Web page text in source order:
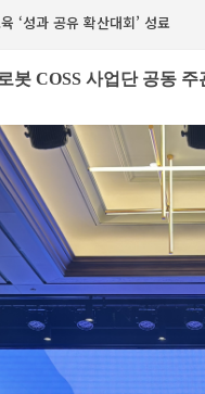
‘성과 공유 확산대회’ 성료
봇 COSS 사업단 공동